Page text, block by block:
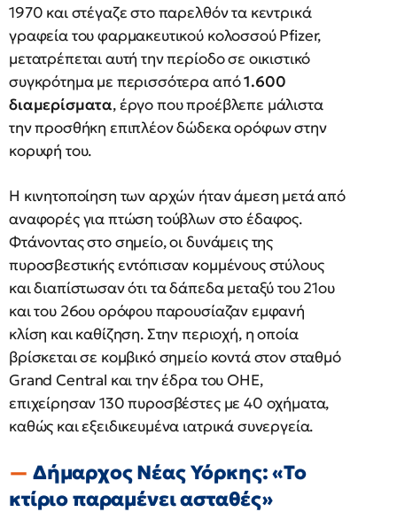
1970 και στέγαζε στο παρελθόν τα κεντρικά
γραφεία του φαρμακευτικού κολοσσού Pfizer,
μετατρέπεται αυτή την περίοδο σε οικιστικό
συγκρότημα με περισσότερα από1.600
διαμερίσματα, έργο που προέβλεπε μάλιστα
την προσθήκη επιπλέον δώδεκα ορόφων στην
κορυφή του.
Η κινητοποίηση των αρχών ήταν άμεση μετά από
αναφορές για πτώση τούβλων στο έδαφος.
Φτάνοντας στο σημείο, οι δυνάμεις της
πυροσβεστικής εντόπισαν κομμένους στύλους
και διαπίστωσαν ότι τα δάπεδα μεταξύ του 21ου
και του 26ου ορόφου παρουσίαζαν εμφανή
κλίση και καθίζηση. Στην περιοχή, η οποία
βρίσκεται σε κομβικό σημείο κοντά στον σταθμό
Grand Central και την έδρα του ΟΗΕ,
επιχείρησαν 130 πυροσβέστες με 40 οχήματα,
καθώς και εξειδικευμένα ιατρικά συνεργεία.
Δήμαρχος Νέας Υόρκης: «Το
κτίριο παραμένει ασταθές»